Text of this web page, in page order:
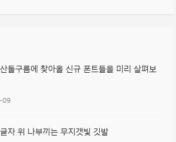
돌구름에 찾아올 신규 폰트들을 미리 살펴보
09
글자 위 나부끼는 무지갯빛 깃발